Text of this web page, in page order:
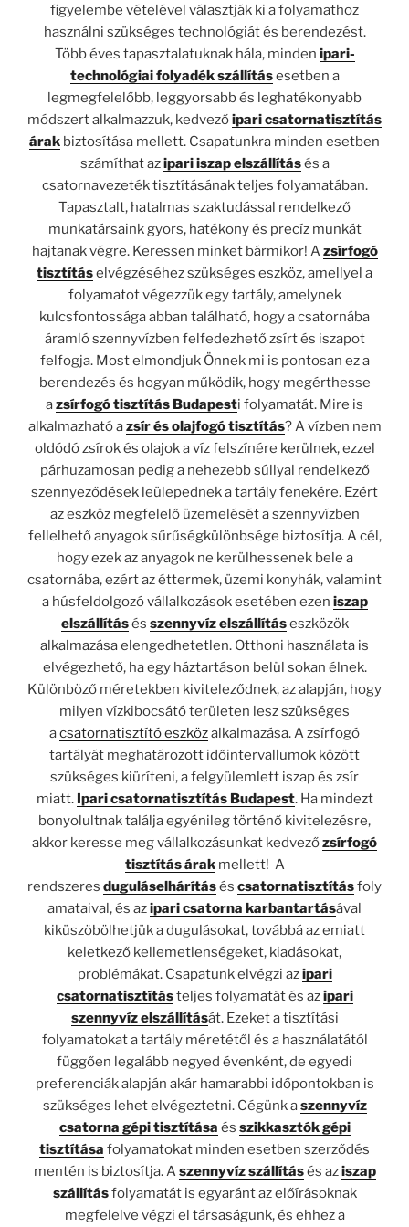
figyelembe vételével választják ki a folyamathoz
használni szükséges technológiát és berendezést.
Több éves tapasztalatuknak hála, minden ipari-
technológiai folyadék szállításesetben a
legmegfelelőbb, leggyorsabb és leghatékonyabb
módszert alkalmazzuk, kedvezőipari csatornatisztítás
árak biztosítása mellett. Csapatunkra minden esetben
számíthat azipari iszap elszállításés a
csatornavezeték tisztításának teljes folyamatában.
Tapasztalt, hatalmas szaktudással rendelkező
munkatársaink gyors, hatékony és precíz munkát
hajtanak végre. Keressen minket bármikor! Azsírfogó
tisztításelvégzéséhez szükséges eszköz, amellyel a
folyamatot végezzük egy tartály, amelynek
kulcsfontossága abban található, hogy a csatornába
áramló szennyvízben felfedezhető zsírt és iszapot
felfogja. Most elmondjuk Önnek mi is pontosan ez a
berendezés és hogyan működik, hogy megérthesse
azsírfogó tisztítás Budapesti folyamatát. Mire is
alkalmazható azsír és olajfogó tisztítás?A vízben nem
oldódó zsírok és olajok a víz felszínére kerülnek, ezzel
párhuzamosan pedig a nehezebb súllyal rendelkező
szennyeződések leülepednek a tartály fenekére. Ezért
az eszköz megfelelő üzemelését a szennyvízben
fellelhető anyagok sűrűségkülönbsége biztosítja. A cél,
hogy ezek az anyagok ne kerülhessenek bele a
csatornába, ezért az éttermek, üzemi konyhák, valamint
a húsfeldolgozó vállalkozások esetében ezen iszap
elszállításés szennyvíz elszállításeszközök
alkalmazása elengedhetetlen. Otthoni használata is
elvégezhető, ha egy háztartáson belül sokan élnek.
Különböző méretekben kiviteleződnek, az alapján, hogy
milyen vízkibocsátó területen lesz szükséges
acsatornatisztító eszközalkalmazása. A zsírfogó
tartályát meghatározott időintervallumok között
szükséges kiüríteni, a felgyülemlett iszap és zsír
miatt. Ipari csatornatisztítás Budapest. Ha mindezt
bonyolultnak találja egyénileg történő kivitelezésre,
akkor keresse meg vállalkozásunkat kedvezőzsírfogó
tisztítás árakmellett! A
rendszeres duguláselhárításés csatornatisztításfoly
amataival, és azipari csatorna karbantartásával
kiküszöbölhetjük a dugulásokat, továbbá az emiatt
keletkező kellemetlenségeket, kiadásokat,
problémákat. Csapatunk elvégzi azipari
csatornatisztításteljes folyamatát és azipari
szennyvíz elszállítását. Ezeket a tisztítási
folyamatokat a tartály méretétől és a használatától
függően legalább negyed évenként, de egyedi
preferenciák alapján akár hamarabbi időpontokban is
szükséges lehet elvégeztetni. Cégünk aszennyvíz
csatorna gépi tisztítása és szikkasztók gépi
tisztítása folyamatokat minden esetben szerződés
mentén is biztosítja. Aszennyvíz szállításés aziszap
szállításfolyamatát is egyaránt az előírásoknak
megfelelve végzi el társaságunk, és ehhez a